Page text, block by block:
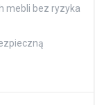
mebli bez ryzyka